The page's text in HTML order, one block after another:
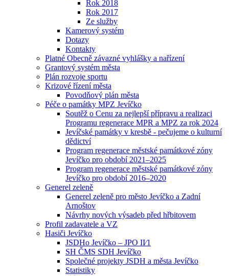
Rok 2018
Rok 2017
Ze služby
Kamerový systém
Dotazy
Kontakty
Platné Obecně závazné vyhlášky a nařízení
Grantový systém města
Plán rozvoje sportu
Krizové řízení města
Povodňový plán města
Péče o památky MPZ Jevíčko
Soutěž o Cenu za nejlepší přípravu a realizaci
Programu regenerace MPR a MPZ za rok 2024
Jevíčské památky v kresbě - pečujeme o kulturní
dědictví
Program regenerace městské památkové zóny
Jevíčko pro období 2021–2025
Program regenerace městské památkové zóny
Jevíčko pro období 2016–2020
Generel zeleně
Generel zeleně pro město Jevíčko a Zadní
Arnoštov
Návrhy nových výsadeb před hřbitovem
Profil zadavatele a VZ
Hasiči Jevíčko
JSDHo Jevíčko – JPO II⁄1
SH ČMS SDH Jevíčko
Společné projekty JSDH a města Jevíčko
Statistiky